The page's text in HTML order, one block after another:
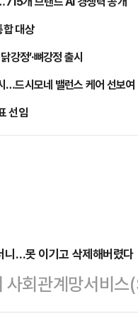
대상
강정’·뼈강정 출시
…드시모네 밸런스 케어 선보여
선임
니…못 이기고 삭제해버렸다
사회관계망서비
다가 비난을 받자